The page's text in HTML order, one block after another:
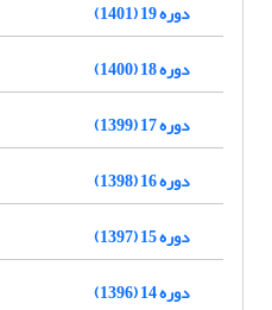
دوره 19 (1401)
دوره 18 (1400)
دوره 17 (1399)
دوره 16 (1398)
دوره 15 (1397)
دوره 14 (1396)